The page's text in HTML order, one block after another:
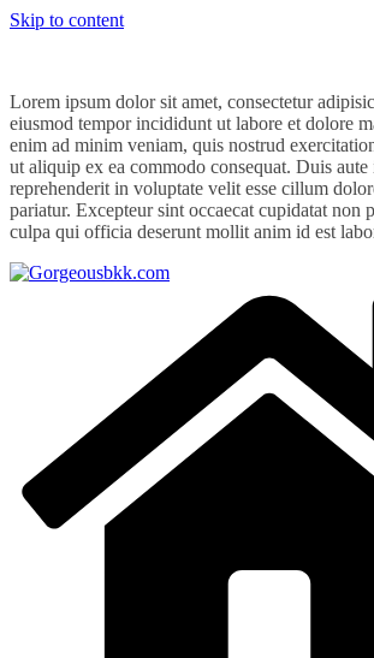
Skip to content
Lorem ipsum dolor sit amet, consectetur
eiusmod tempor incididunt ut labore et dolore
enim ad minim veniam, quis nostrud
ut aliquip ex ea commodo consequat. Duis
reprehenderit in voluptate velit esse cillum
pariatur. Excepteur sint occaecat cupidatat non
culpa qui officia deserunt mollit anim id est